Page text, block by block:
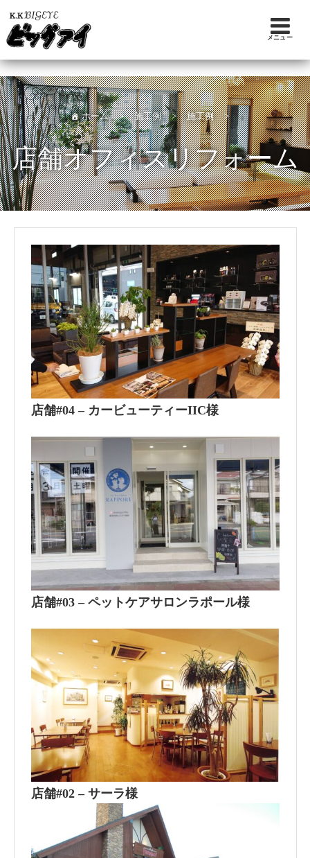
メニュー
ホーム > 施工例 > 施工例 >
店舗オフィスリフォーム
店舗#04 – カービューティーIIC様
店舗#03 – ペットケアサロンラポール様
店舗#02 – サーラ様